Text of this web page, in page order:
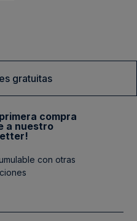
gratuitas
compra
a nuestro
con otras